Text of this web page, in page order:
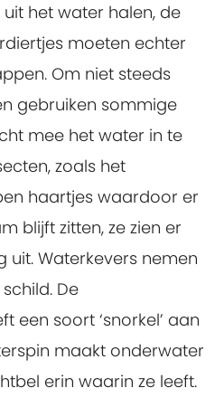
het water halen, de
moeten echter
Om niet steeds
gebruiken sommige
mee het water in te
zoals het
haartjes waardoor er
blijft zitten, ze zien er
uit. Waterkevers nemen
De
een soort ‘snorkel’ aan
maakt onderwater
erin waarin ze leeft.